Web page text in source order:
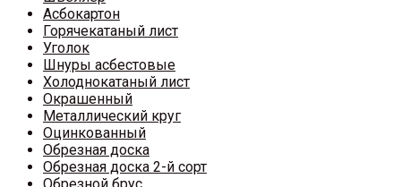
Асбокартон
Горячекатаный лист
Уголок
Шнуры асбестовые
Холоднокатаный лист
Окрашенный
Металлический круг
Оцинкованный
Обрезная доска
Обрезная доска 2-й сорт